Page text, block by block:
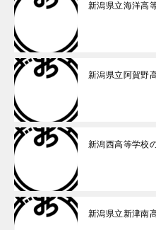
新潟県立海洋高
新潟県立阿賀野
新潟西高等学校
新潟県立新津南